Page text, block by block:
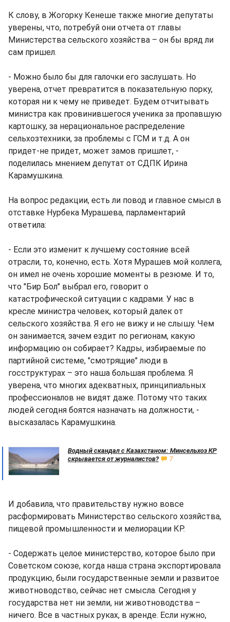
К слову, в Жогорку Кенеше также многие депутаты
уверены, что, потребуй они отчета от главы
Министерства сельского хозяйства – он бы вряд ли
сам пришел.
- Можно было бы для галочки его заслушать. Но
уверена, отчет превратится в показательную порку,
которая ни к чему не приведет. Будем отчитывать
министра как провинившегося ученика за пропавшую
картошку, за нерациональное распределение
сельхозтехники, за проблемы с ГСМ и т.д. А он
придет-не придет, может замов пришлет, -
поделилась мнением депутат от СДПК Ирина
Карамушкина.
На вопрос редакции, есть ли повод и главное смысл в
отставке Нурбека Мурашева, парламентарий
ответила:
- Если это изменит к лучшему состояние всей
отрасли, то, конечно, есть. Хотя Мурашев мой коллега,
он имел не очень хорошие моменты в резюме. И то,
что "Бир Бол" выбрал его, говорит о
катастрофической ситуации с кадрами. У нас в
кресле министра человек, который далек от
сельского хозяйства. Я его не вижу и не слышу. Чем
он занимается, зачем ездит по регионам, какую
информацию он собирает? Кадры, избираемые по
партийной системе, "смотрящие" люди в
госструктурах – это наша большая проблема. Я
уверена, что многих адекватных, принципиальных
профессионалов не видят даже. Потому что таких
людей сегодня боятся назначать на должности, -
высказалась Карамушкина.
Водный скандал с Казахстаном: Минсельхоз КР
скрывается от журналистов?
7
И добавила, что правительству нужно вовсе
расформировать Министерство сельского хозяйства,
пищевой промышленности и мелиорации КР.
- Содержать целое министерство, которое было при
Советском союзе, когда наша страна экспортировала
продукцию, были государственные земли и развитое
животноводство, сейчас нет смысла. Сегодня у
государства нет ни земли, ни животноводства –
ничего. Все в частных руках, в аренде. Если нужно,